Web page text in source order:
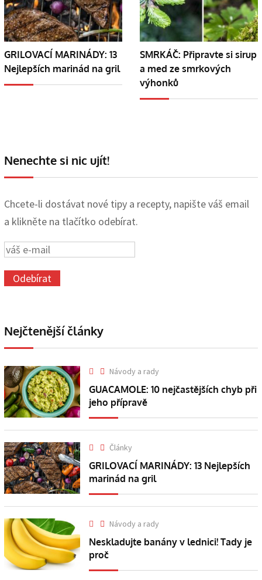
GRILOVACÍ MARINÁDY: 13
Nejlepších marinád na gril
SMRKÁČ: Připravte si sirup
a med ze smrkových
výhonků
Nenechte si nic ujít!
Chcete-li dostávat nové tipy a recepty, napište váš email
a klikněte na tlačítko odebírat.
Nejčtenější články
Návody a rady
GUACAMOLE: 10 nejčastějších chyb při
jeho přípravě
Články
GRILOVACÍ MARINÁDY: 13 Nejlepších
marinád na gril
Návody a rady
Neskladujte banány v lednici! Tady je
proč